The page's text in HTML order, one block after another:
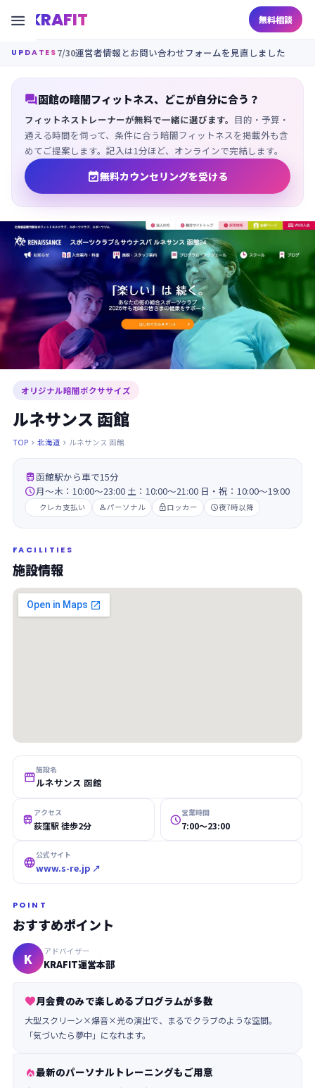
KRAFIT 無料相談

UPDATES 7/30運営者情報とお問い合わせフォームを見直しました
函館の暗闇フィットネス、どこが自分に合う？
フィットネストレーナーが無料で一緒に選びます。 目的・予算・
通える時間を伺って、条件に合う暗闇フィットネスを掲載外も含
めてご提案します。記入は1分ほど、オンラインで完結します。
無料カウンセリングを受ける
オリジナル暗闇ボクササイズ
ルネサンス 函館
TOP  北海道  ルネサンス 函館
函館駅から車で15分
月～木：10:00～23:00 土：10:00～21:00 日・祝：10:00～19:00
クレカ支払い パーソナル ロッカー 夜7時以降
FACILITIES
施設情報
施設名
ルネサンス 函館
 アクセス
荻窪駅 徒歩2分 営業時間
7:00〜23:00
公式サイト
www.s-re.jp ↗
POINT
おすすめポイント
K アドバイザー
KRAFIT運営本部
月会費のみで楽しめるプログラムが多数
大型スクリーン×爆音×光の演出で、まるでクラブのような空間。
「気づいたら夢中」になれます。
最新のパーソナルトレーニングもご用意